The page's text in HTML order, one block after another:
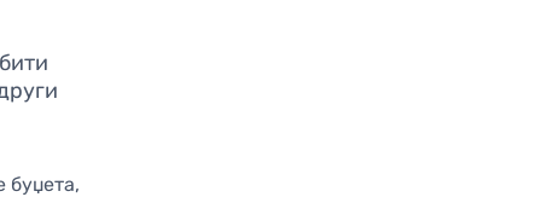
буџета,